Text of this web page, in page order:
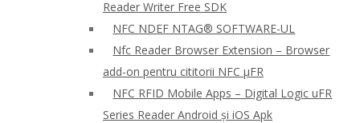
Reader Writer Free SDK
NFC NDEF NTAG® SOFTWARE-UL
Nfc Reader Browser Extension – Browser
add-on pentru cititorii NFC μFR
NFC RFID Mobile Apps – Digital Logic uFR
Series Reader Android și iOS Apk